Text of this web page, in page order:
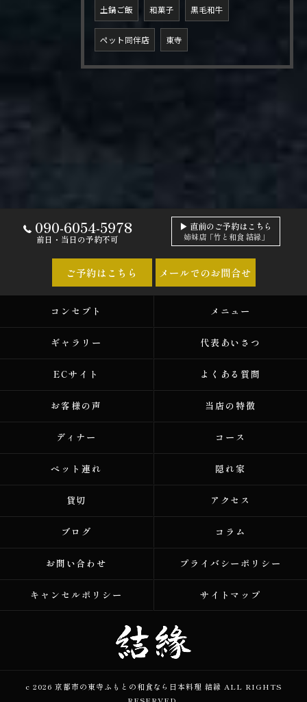
土鍋ご飯 和菓子 黒毛和牛
ペット同伴店 東寺
090-6054-5978
前日・当日の予約不可
▶ 直前のご予約はこちら
姉妹店「竹と和食 結縁」
ご予約はこちら メールでのお問合せ
コンセプト メニュー
ギャラリー 代表あいさつ
ECサイト よくある質問
お客様の声 当店の特徴
ディナー コース
ペット連れ 隠れ家
貸切 アクセス
ブログ コラム
お問い合わせ プライバシーポリシー
キャンセルポリシー サイトマップ
c 2026 京都市の東寺ふもとの和食なら日本料理 結縁 ALL RIGHTS